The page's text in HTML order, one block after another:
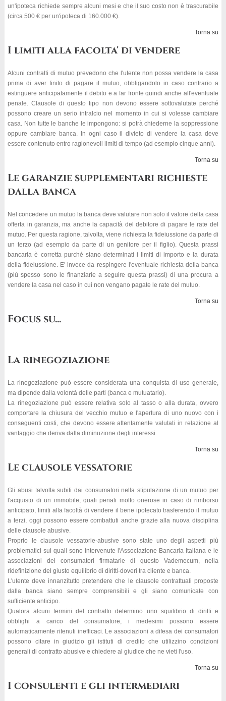
un'ipoteca richiede sempre alcuni mesi e che il suo costo non è trascurabile
(circa 500 € per un'ipoteca di 160.000 €).
Torna su
I limiti alla facolta' di vendere
Alcuni contratti di mutuo prevedono che l'utente non possa vendere la casa
prima di aver finito di pagare il mutuo, obbligandolo in caso contrario a
estinguere anticipatamente il debito e a far fronte quindi anche all'eventuale
penale. Clausole di questo tipo non devono essere sottovalutate perché
possono creare un serio intralcio nel momento in cui si volesse cambiare
casa. Non tutte le banche le impongono: si potrà chiederne la soppressione
oppure cambiare banca. In ogni caso il divieto di vendere la casa deve
essere contenuto entro ragionevoli limiti di tempo (ad esempio cinque anni).
Torna su
Le garanzie supplementari richieste
dalla banca
Nel concedere un mutuo la banca deve valutare non solo il valore della casa
offerta in garanzia, ma anche la capacità del debitore di pagare le rate del
mutuo. Per questa ragione, talvolta, viene richiesta la fideiussione da parte di
un terzo (ad esempio da parte di un genitore per il figlio). Questa prassi
bancaria è corretta purché siano determinati i limiti di importo e la durata
della fideiussione. E' invece da respingere l'eventuale richiesta della banca
(più spesso sono le finanziarie a seguire questa prassi) di una procura a
vendere la casa nel caso in cui non vengano pagate le rate del mutuo.
Torna su
Focus su...
La rinegoziazione
La rinegoziazione può essere considerata una conquista di uso generale,
ma dipende dalla volontà delle parti (banca e mutuatario).
La rinegoziazione può essere relativa solo al tasso o alla durata, ovvero
comportare la chiusura del vecchio mutuo e l'apertura di uno nuovo con i
conseguenti costi, che devono essere attentamente valutati in relazione al
vantaggio che deriva dalla diminuzione degli interessi.
Torna su
Le clausole vessatorie
Gli abusi talvolta subiti dai consumatori nella stipulazione di un mutuo per
l'acquisto di un immobile, quali penali molto onerose in caso di rimborso
anticipato, limiti alla facoltà di vendere il bene ipotecato trasferendo il mutuo
a terzi, oggi possono essere combattuti anche grazie alla nuova disciplina
delle clausole abusive.
Proprio le clausole vessatorie-abusive sono state uno degli aspetti più
problematici sui quali sono intervenute l'Associazione Bancaria Italiana e le
associazioni dei consumatori firmatarie di questo Vademecum, nella
ridefinizione del giusto equilibrio di diritti-doveri tra cliente e banca.
L'utente deve innanzitutto pretendere che le clausole contrattuali proposte
dalla banca siano sempre comprensibili e gli siano comunicate con
sufficiente anticipo.
Qualora alcuni termini del contratto determino uno squilibrio di diritti e
obblighi a carico del consumatore, i medesimi possono essere
automaticamente ritenuti inefficaci. Le associazioni a difesa dei consumatori
possono citare in giudizio gli istituti di credito che utilizzino condizioni
generali di contratto abusive e chiedere al giudice che ne vieti l'uso.
Torna su
I consulenti e gli intermediari